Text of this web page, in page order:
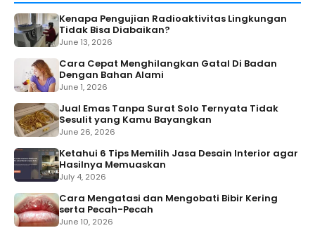
Kenapa Pengujian Radioaktivitas Lingkungan
Tidak Bisa Diabaikan?
June 13, 2026
Cara Cepat Menghilangkan Gatal Di Badan
Dengan Bahan Alami
June 1, 2026
Jual Emas Tanpa Surat Solo Ternyata Tidak
Sesulit yang Kamu Bayangkan
June 26, 2026
Ketahui 6 Tips Memilih Jasa Desain Interior agar
Hasilnya Memuaskan
July 4, 2026
Cara Mengatasi dan Mengobati Bibir Kering
serta Pecah-Pecah
June 10, 2026